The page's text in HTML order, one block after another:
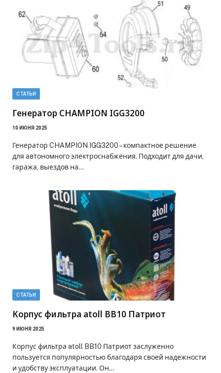
СТАТЬИ
Генератор CHAMPION IGG3200
10 ИЮНЯ 2025
Генератор CHAMPION IGG3200 – компактное решение
для автономного электроснабжения. Подходит для дачи,
гаража, выездов на…
СТАТЬИ
Корпус фильтра atoll BB10 Патриот
9 ИЮНЯ 2025
Корпус фильтра atoll BB10 Патриот заслуженно
пользуется популярностью благодаря своей надежности
и удобству эксплуатации. Он…